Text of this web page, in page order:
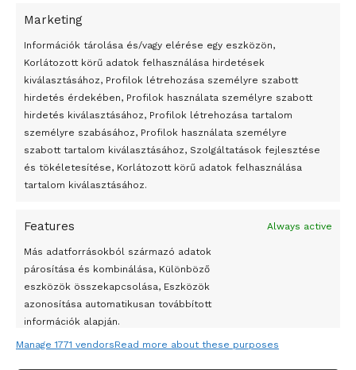
Marketing
Információk tárolása és/vagy elérése egy eszközön,
Korlátozott körű adatok felhasználása hirdetések
kiválasztásához, Profilok létrehozása személyre szabott
hirdetés érdekében, Profilok használata személyre szabott
hirdetés kiválasztásához, Profilok létrehozása tartalom
személyre szabásához, Profilok használata személyre
szabott tartalom kiválasztásához, Szolgáltatások fejlesztése
és tökéletesítése, Korlátozott körű adatok felhasználása
tartalom kiválasztásához.
Features Always active
Más adatforrásokból származó adatok
párosítása és kombinálása, Különböző
eszközök összekapcsolása, Eszközök
azonosítása automatikusan továbbított
információk alapján.
Manage 1771 vendorsRead more about these purposes
Peking – A visegrádi országok zsidó kulturális örökségét
Megveszi az osztrák Wienerberger az amerikai Meridian
Bricket
A Startup Campus egyetemi programjainak legjobbjai az
okosváros és zöld energetikai ötletek lettek
A Ringo Starr új albummal jelentkezik
A Vajdasági Magyar Szövetség államtitkárait kinevezték
Dzsingisz kán hódító hadjárata okozta
Kuramagomedov ötödik, Muszukajev elődöntős – Birkózó
világkupa